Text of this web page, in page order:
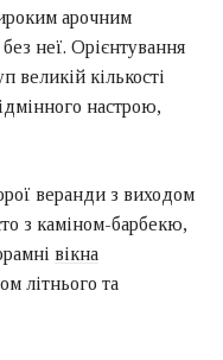
арочним
неї. Орієнтування
великій кількості
настрою,
веранди з виходом
з каміном-барбекю,
вікна
літнього та